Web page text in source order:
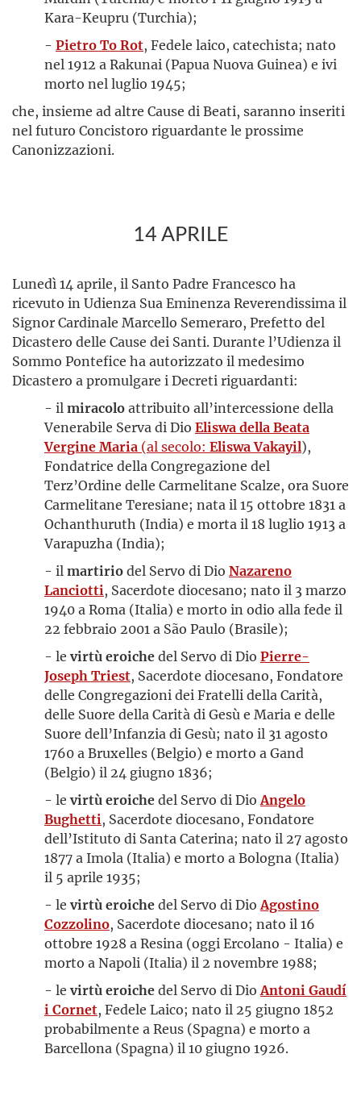
Kara-Keupru (Turchia);
- Pietro To Rot, Fedele laico, catechista; nato
nel 1912 a Rakunai (Papua Nuova Guinea) e ivi
morto nel luglio 1945;
che, insieme ad altre Cause di Beati, saranno inseriti
nel futuro Concistoro riguardante le prossime
Canonizzazioni.
14 APRILE
Lunedì 14 aprile, il Santo Padre Francesco ha
ricevuto in Udienza Sua Eminenza Reverendissima il
Signor Cardinale Marcello Semeraro, Prefetto del
Dicastero delle Cause dei Santi. Durante l’Udienza il
Sommo Pontefice ha autorizzato il medesimo
Dicastero a promulgare i Decreti riguardanti:
- il miracoloattribuito all’intercessione della
Venerabile Serva di Dio Eliswa della Beata
Vergine Maria (al secolo: Eliswa Vakayil),
Fondatrice della Congregazione del
Terz’Ordine delle Carmelitane Scalze, ora Suore
Carmelitane Teresiane; nata il 15 ottobre 1831 a
Ochanthuruth (India) e morta il 18 luglio 1913 a
Varapuzha (India);
- il martiriodel Servo di Dio Nazareno
Lanciotti, Sacerdote diocesano; nato il 3 marzo
1940 a Roma (Italia) e morto in odio alla fede il
22 febbraio 2001 a São Paulo (Brasile);
- le virtù eroichedel Servo di Dio Pierre-
Joseph Triest, Sacerdote diocesano, Fondatore
delle Congregazioni dei Fratelli della Carità,
delle Suore della Carità di Gesù e Maria e delle
Suore dell’Infanzia di Gesù; nato il 31 agosto
1760 a Bruxelles (Belgio) e morto a Gand
(Belgio) il 24 giugno 1836;
- le virtù eroichedel Servo di Dio Angelo
Bughetti, Sacerdote diocesano, Fondatore
dell’Istituto di Santa Caterina; nato il 27 agosto
1877 a Imola (Italia) e morto a Bologna (Italia)
il 5 aprile 1935;
- le virtù eroichedel Servo di Dio Agostino
Cozzolino, Sacerdote diocesano; nato il 16
ottobre 1928 a Resina (oggi Ercolano - Italia) e
morto a Napoli (Italia) il 2 novembre 1988;
- le virtù eroichedel Servo di Dio Antoni Gaudí
i Cornet, Fedele Laico; nato il 25 giugno 1852
probabilmente a Reus (Spagna) e morto a
Barcellona (Spagna) il 10 giugno 1926.